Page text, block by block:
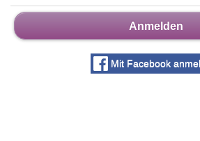
Anmelden
Mit Facebook